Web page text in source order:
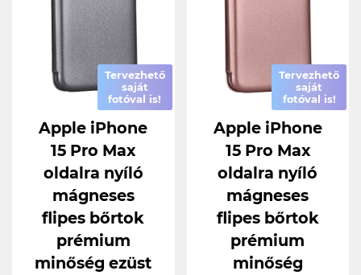
Tervezhető
saját
fotóval is!
Apple iPhone
15 Pro Max
oldalra nyíló
mágneses
flipes bőrtok
prémium
minőség ezüst
Tervezhető
saját
fotóval is!
Apple iPhone
15 Pro Max
oldalra nyíló
mágneses
flipes bőrtok
prémium
minőség